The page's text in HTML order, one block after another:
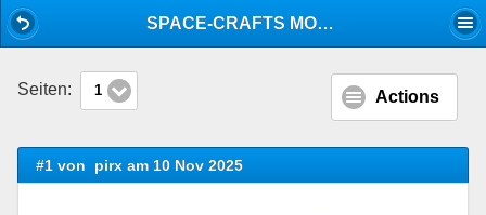
SPACE-CRAFTS MODEL SHOW 2026 (UK)
Seiten: 1 Actions
#1 von pirx am 10 Nov 2025